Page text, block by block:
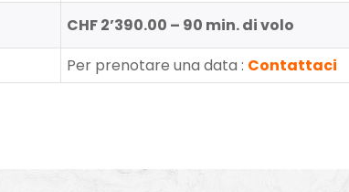
CHF 2’390.00 – 90 min. di volo
Per prenotare una data : Contattaci